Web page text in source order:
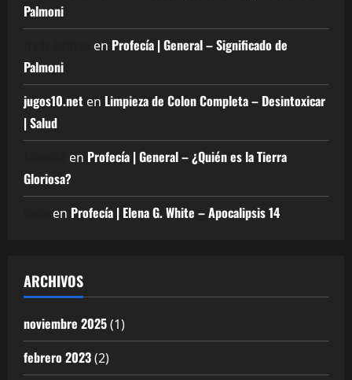
Palmoni
en Profecía | General – Significado de
Palmoni
jugos10.net en Limpieza de Colon Completa – Desintoxicar
| Salud
en Profecía | General – ¿Quién es la Tierra
Gloriosa?
en Profecía | Elena G. White – Apocalipsis 14
ARCHIVOS
noviembre 2025(1)
febrero 2023(2)